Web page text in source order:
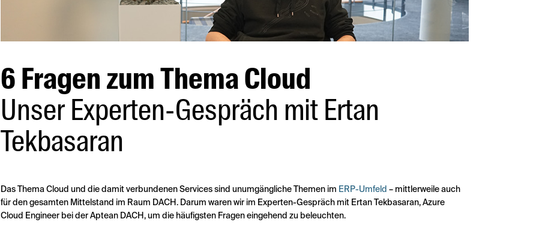
6 Fragen zum Thema Cloud
Unser Experten-Gespräch mit Ertan
Tekbasaran
Das Thema Cloud und die damit verbundenen Services sind unumgängliche Themen im ERP-Umfeld – mittlerweile auch
für den gesamten Mittelstand im Raum DACH. Darum waren wir im Experten-Gespräch mit Ertan Tekbasaran, Azure
Cloud Engineer bei der Aptean DACH, um die häufigsten Fragen eingehend zu beleuchten.